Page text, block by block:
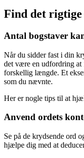
Find det
Antal bogstaver
Når du sidder fast i din
det være en udfordring
forskellig længde. Et
som du nævnte.
Her er nogle tips til at
Anvend ordets
Se på de krydsende ord
hjælpe dig med at